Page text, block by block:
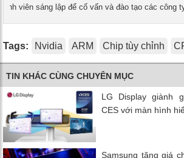
viên sáng lập để cố vấn và đào tạo các công
Tags: Nvidia ARM Chip tùy chỉnh
TIN KHÁC CÙNG CHUYÊN MỤC
LG Display giành
CES với màn hình
Samsung tăng giá